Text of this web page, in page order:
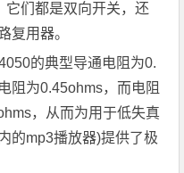
它们都是双向开关，还
复用器。
的典型导通电阻为0.
阻为0.45ohms，而电阻
，从而为用于低失真
的mp3播放器)提供了极